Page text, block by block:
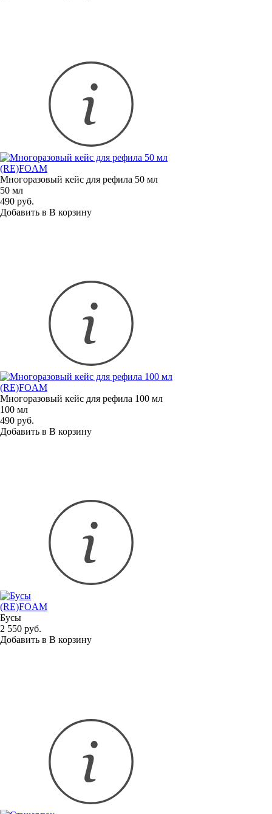
(RE)FOAM
Многоразовый кейс для рефила 50 мл
50 мл
490 руб.
Добавить в В корзину
(RE)FOAM
Многоразовый кейс для рефила 100 мл
100 мл
490 руб.
Добавить в В корзину
(RE)FOAM
Бусы
2 550 руб.
Добавить в В корзину